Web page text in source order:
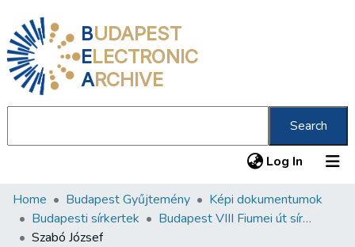
BUDAPEST
ELECTRONIC
ARCHIVE
Search
Log In (current)
Communities & Collections
All of DSpace
Home Budapest Gyűjtemény
Képi dokumentumok
Budapesti sírkertek
Budapest VIII Fiumei út sírkert 3. rész
Szabó József